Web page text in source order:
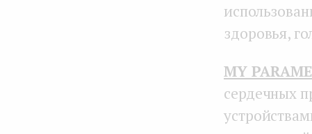
здоровья,
MY
сердечных